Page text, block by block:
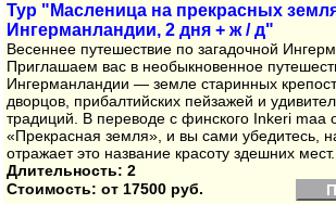
Тур "Масленица на прекрасных
Ингерманландии, 2 дня + ж / д"
Весеннее путешествие по загадочной
Приглашаем вас в необыкновенное
Ингерманландии — земле старинных
дворцов, прибалтийских пейзажей и
традиций. В переводе с финского Inkeri maa
«Прекрасная земля», и вы сами убедитесь,
отражает это название красоту здешних мест.
Длительность: 2
Стоимость: от 17500 руб.